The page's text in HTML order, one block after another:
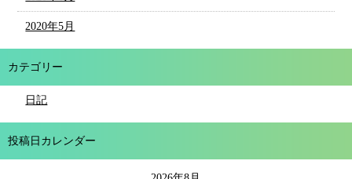
2020年5月
カテゴリー
日記
投稿日カレンダー